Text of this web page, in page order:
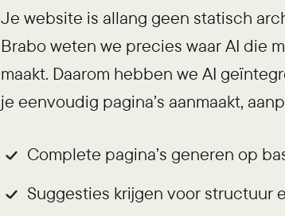
Je website is allang geen statisch
Brabo weten we precies waar AI die
maakt. Daarom hebben we AI
je eenvoudig pagina’s aanmaakt,
Complete pagina’s generen op
Suggesties krijgen voor structuur